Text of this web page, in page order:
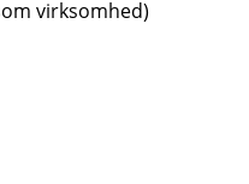
virksomhed)